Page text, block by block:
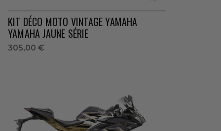
KIT DÉCO MOTO VINTAGE YAMAHA
YAMAHA JAUNE SÉRIE
305,00 €